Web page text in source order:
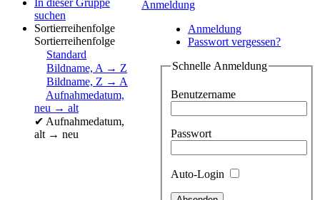
Anmeldung
Anmeldung
Passwort vergessen?
Schnelle Anmeldung
Benutzername
Passwort
Auto-Login
In dieser Gruppe
suchen
Sortierreihenfolge
Sortierreihenfolge
Standard
Bildname, A → Z
Bildname, Z → A
Aufnahmedatum,
neu → alt
✔ Aufnahmedatum,
alt → neu